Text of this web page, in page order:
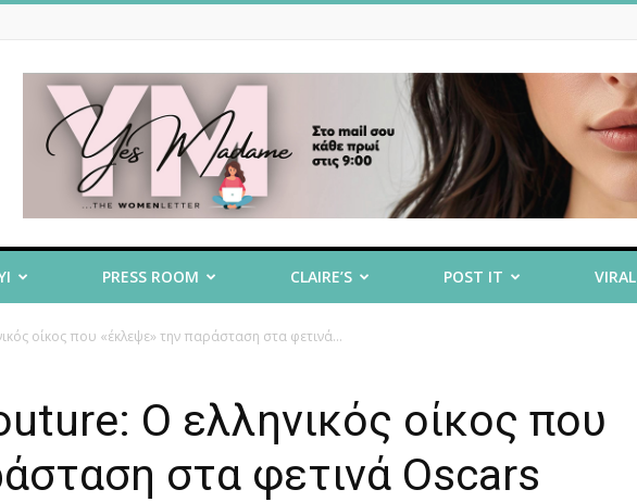
PRESS ROOM CLAIRE’S POST IT VIRAL
οίκος που «έκλεψε» την παράσταση στα φετινά...
Ο ελληνικός οίκος που
στα φετινά Oscars